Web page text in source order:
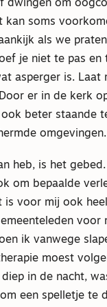
dwingen om
kan soms
als we
je niet te pas en
asperger is. Laat
er in de kerk
beter staande
omgevingen.
heb, is het
om bepaalde
is voor mij ook
voor
ik vanwege
moest
in de nacht,
een spelletje te